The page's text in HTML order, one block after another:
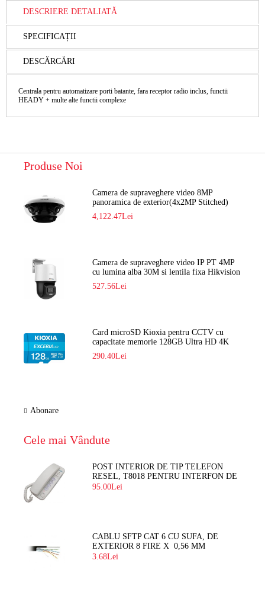
DESCRIERE DETALIATĂ
SPECIFICAȚII
DESCĂRCĂRI
Centrala pentru automatizare porti batante, fara receptor radio inclus, functii
HEADY + multe alte functii complexe
Produse Noi
Camera de supraveghere video 8MP
panoramica de exterior(4x2MP Stitched)
Navaio NGC-7482PR
4,122.47Lei
Camera de supraveghere video IP PT 4MP
cu lumina alba 30M si lentila fixa Hikvision
DS-2DE2C400SCG-E F1
527.56Lei
Card microSD Kioxia pentru CCTV cu
capacitate memorie 128GB Ultra HD 4K
LMEX2L128GG2
290.40Lei
Abonare
Cele mai Vândute
POST INTERIOR DE TIP TELEFON
RESEL, T8018 PENTRU INTERFON DE
BLOC
95.00Lei
CABLU SFTP CAT 6 CU SUFA, DE
EXTERIOR 8 FIRE X 0,56 MM
3.68Lei